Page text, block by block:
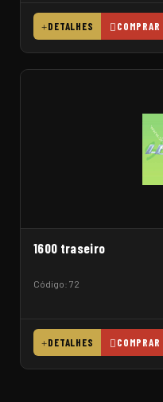
DETALHES COMPRAR
1600 traseiro
Código: 72
DETALHES COMPRAR